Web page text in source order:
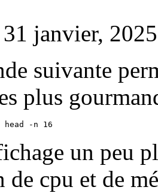
janvier, 2025
suivante
plus
-n 16
un peu
cpu et de